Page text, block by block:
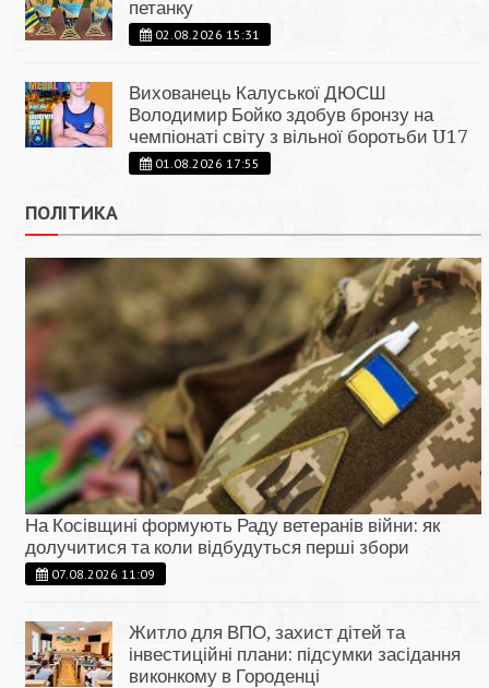
петанку
02.08.2026 15:31
Вихованець Калуської ДЮСШ
Володимир Бойко здобув бронзу на
чемпіонаті світу з вільної боротьби U17
01.08.2026 17:55
ПОЛІТИКА
На Косівщині формують Раду ветеранів війни: як
долучитися та коли відбудуться перші збори
07.08.2026 11:09
Житло для ВПО, захист дітей та
інвестиційні плани: підсумки засідання
виконкому в Городенці